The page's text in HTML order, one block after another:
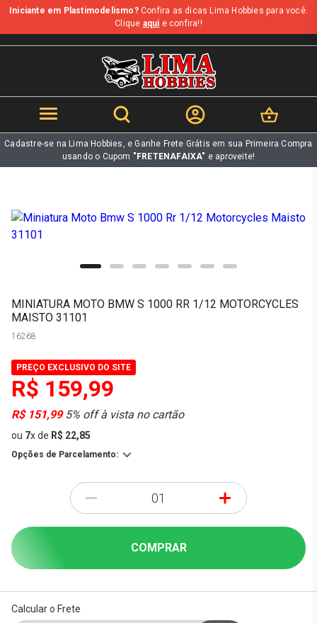
b
Iniciante em Plastimodelismo?Confira as dicas Lima Hobbies para você.
Clique aqui e confira!!
Cadastre-se na Lima Hobbies, e Ganhe Frete Grátis em sua Primeira Compra
usando o Cupom "FRETENAFAIXA" e aproveite!
MINIATURA MOTO BMW S 1000 RR 1/12 MOTORCYCLES
MAISTO 31101
16268
PREÇO EXCLUSIVO DO SITE
R$ 159,99
R$ 151,995% off à vista no cartão
ou 7xde R$ 22,85
Opções de Parcelamento:
- +
COMPRAR
Calcular o Frete